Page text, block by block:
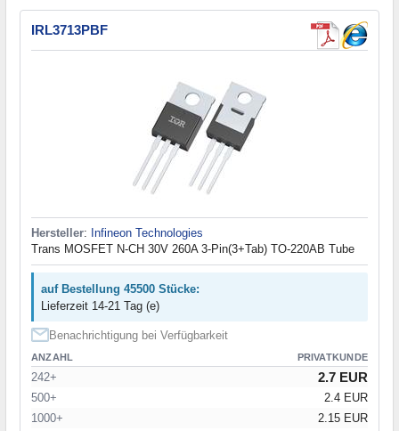
IRL3713PBF
Hersteller: Infineon Technologies
Trans MOSFET N-CH 30V 260A 3-Pin(3+Tab) TO-220AB Tube
auf Bestellung 45500 Stücke:
Lieferzeit 14-21 Tag (e)
Benachrichtigung bei Verfügbarkeit
ANZAHL PRIVATKUNDE
242+ 2.7 EUR
500+
2.4 EUR
1000+
2.15 EUR